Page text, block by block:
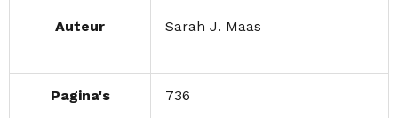
Auteur Sarah J. Maas
Pagina's 736